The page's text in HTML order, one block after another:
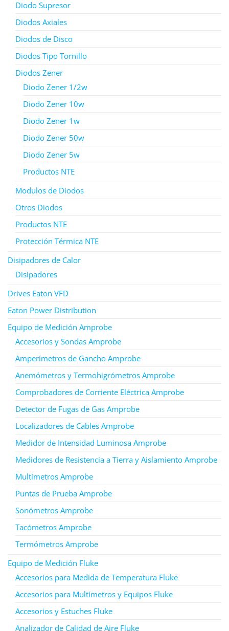
Diodo Supresor
Diodos Axiales
Diodos de Disco
Diodos Tipo Tornillo
Diodos Zener
Diodo Zener 1/2w
Diodo Zener 10w
Diodo Zener 1w
Diodo Zener 50w
Diodo Zener 5w
Productos NTE
Modulos de Diodos
Otros Diodos
Productos NTE
Protección Térmica NTE
Disipadores de Calor
Disipadores
Drives Eaton VFD
Eaton Power Distribution
Equipo de Medición Amprobe
Accesorios y Sondas Amprobe
Amperímetros de Gancho Amprobe
Anemómetros y Termohigrómetros Amprobe
Comprobadores de Corriente Eléctrica Amprobe
Detector de Fugas de Gas Amprobe
Localizadores de Cables Amprobe
Medidor de Intensidad Luminosa Amprobe
Medidores de Resistencia a Tierra y Aislamiento Amprobe
Multímetros Amprobe
Puntas de Prueba Amprobe
Sonómetros Amprobe
Tacómetros Amprobe
Termómetros Amprobe
Equipo de Medición Fluke
Accesorios para Medida de Temperatura Fluke
Accesorios para Multímetros y Equipos Fluke
Accesorios y Estuches Fluke
Analizador de Calidad de Aire Fluke